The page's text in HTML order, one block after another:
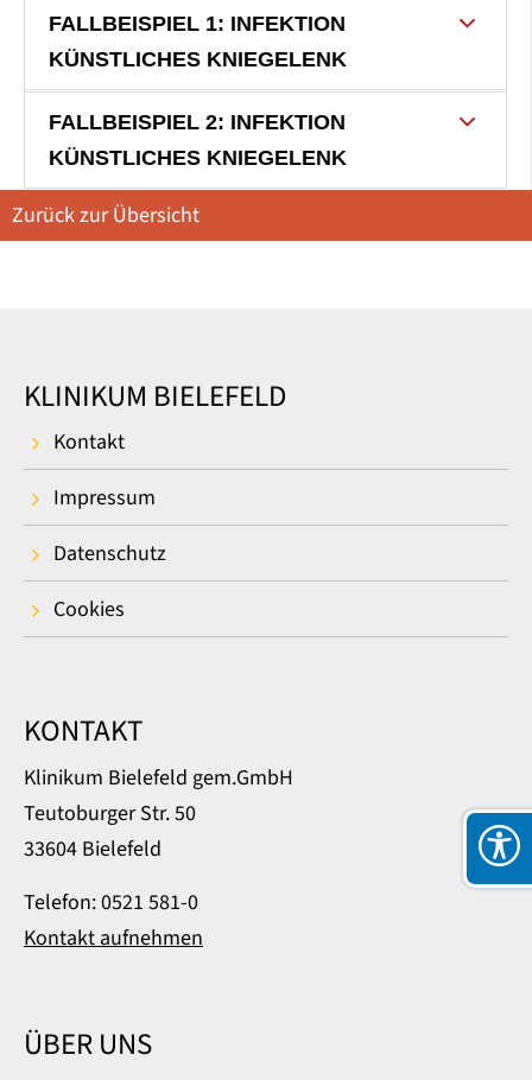
FALLBEISPIEL 1: INFEKTION
KÜNSTLICHES KNIEGELENK
FALLBEISPIEL 2: INFEKTION
KÜNSTLICHES KNIEGELENK
Zurück zur Übersicht
KLINIKUM BIELEFELD
Kontakt
Impressum
Datenschutz
Cookies
KONTAKT
Klinikum Bielefeld gem.GmbH
Teutoburger Str. 50
33604 Bielefeld
Telefon: 0521 581-0
Kontakt aufnehmen
ÜBER UNS